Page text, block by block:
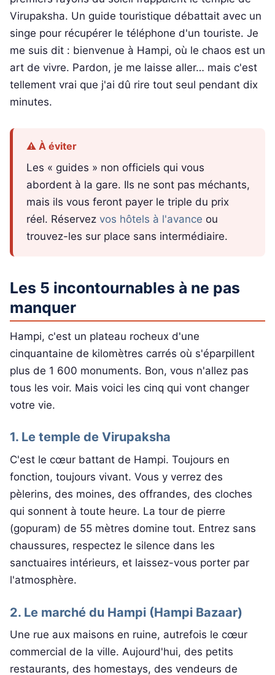
Virupaksha. Un guide touristique débattait avec un
singe pour récupérer le téléphone d'un touriste. Je
me suis dit : bienvenue à Hampi, où le chaos est un
art de vivre. Pardon, je me laisse aller… mais c'est
tellement vrai que j'ai dû rire tout seul pendant dix
minutes.
⚠️ À éviter
Les « guides » non officiels qui vous
abordent à la gare. Ils ne sont pas méchants,
mais ils vous feront payer le triple du prix
réel. Réservezvos hôtels à l'avance ou
trouvez-les sur place sans intermédiaire.
Les 5 incontournables à ne pas
manquer
Hampi, c'est un plateau rocheux d'une
cinquantaine de kilomètres carrés où s'éparpillent
plus de 1 600 monuments. Bon, vous n'allez pas
tous les voir. Mais voici les cinq qui vont changer
votre vie.
1. Le temple de Virupaksha
C'est le cœur battant de Hampi. Toujours en
fonction, toujours vivant. Vous y verrez des
pèlerins, des moines, des offrandes, des cloches
qui sonnent à toute heure. La tour de pierre
(gopuram) de 55 mètres domine tout. Entrez sans
chaussures, respectez le silence dans les
sanctuaires intérieurs, et laissez-vous porter par
l'atmosphère.
2. Le marché du Hampi (Hampi Bazaar)
Une rue aux maisons en ruine, autrefois le cœur
commercial de la ville. Aujourd'hui, des petits
restaurants, des homestays, des vendeurs de